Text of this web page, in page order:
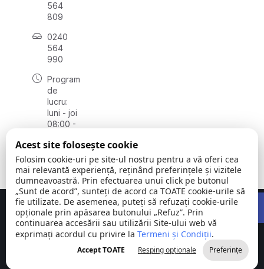
564
809
0240
564
990
Program
de
lucru:
luni - joi
08:00 -
vineri
08:00 -
14:00
Comuna
Stejaru |
județul Tulcea
©
2026
Toate
drepturile
rezervate
Concept realizat deBig Media Relații Publice SRL
Acest site folosește cookie
Folosim cookie-uri pe site-ul nostru pentru a vă oferi cea
mai relevantă experiență, reținând preferințele și vizitele
dumneavoastră. Prin efectuarea unui click pe butonul
„Sunt de acord”, sunteți de acord ca TOATE cookie-urile să
fie utilizate. De asemenea, puteți să refuzați cookie-urile
opționale prin apăsarea butonului „Refuz”. Prin
continuarea accesării sau utilizării Site-ului web vă
exprimați acordul cu privire la Termeni și Condiții.
Accept TOATE Resping opționale Preferințe